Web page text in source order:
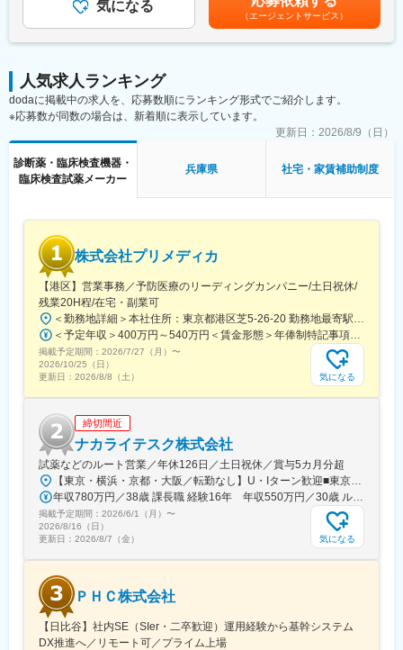
入社後6か月間は東京本社での研修を予定しております。（遠方の
方は住居を手配します。）取り扱い製品数は多いですが、支店配
属後も先輩社員との同行を通して業務習得していただくため、業
す。
変更の範囲：会社の定める業務
い。
スキルを備えたあとは土日や夜間（当番制）に呼び出し（月2, 3回
程度）はありますが、一次対応はコールセンターが行い、現場で
の対応が必要な場合のみ、出勤します。
また呼び出し手当、待機手当、時間外出勤手当などはしっかり完
こちらはスキルを備えられたことが確認できたのちに入ることに
なりますので、新人の内から対応を求められることはありませ
不明な点は本部アプリケーションエンジニアなどがいるため、最
初は専門的な知識はそこまで持っていなくても大丈夫です。
■研修制度：
各営業所の先輩社員とOJT形式で半年～1年程度かけて育成を行い
ます。過去にも未経験の方も多く入社していますのでご安心くだ
さい。
■長期的な就業可能：
自己都合の退職も3~5％と大手日系メーカーと同様に非常に長く
働ける環境です。
■キャリアパス：
機械だけでなく電気やITの知識も身に着けることができます。
エンジニアのキャリアパスは無限であり、社内公募制度によりサ
ービスマネージャーとして現場のマネジメント、本社工場での製
品開発・改良、サービス体制の仕組み作りなどキャリア構築が可
変更の範囲：会社の定める業務
す。賃金はあくまでも目安の金額であり、選考を通じて上下する
可能性があります。月給(月額)は固定手当を含めた表記です。
気になる
（エージェントサービス）
人気求人ランキング
dodaに掲載中の求人を、応募数順にランキング形式でご紹介します。
※応募数が同数の場合は、新着順に表示しています。
更新日： 2026/8/9（日）
診断薬・臨床検査機器・
臨床検査試薬メーカー
兵庫県 社宅・家賃補助制度
株式会社プリメディカ
【港区】営業事務／予防医療のリーディングカンパニー/土日祝休/
残業20H程/在宅・副業可
＜勤務地詳細＞本社住所：東京都港区芝5-26-20 勤務地最寄駅：都営大江戸線／大門駅受動喫煙対策：屋内全面禁煙変更の範囲：会社の定める事業所（リモートワーク含む）
＜予定年収＞400万円～540万円＜賃金形態＞年俸制特記事項なし＜賃金内訳＞年額（基本給）：3,210,000円～4,653,360円固定残業手当/月：65,462円～112,220円（固定残業時間30時間0分/月）超過した時間外労働の残業手当は追加支給＜月額＞332,962円～500,000円（12分割）（一律手当を含む）＜昇給有無＞有＜残業手当＞有賃金はあくまでも目安の金額であり、選考を通じて上下する可能性があります。月給(月額)は固定手当を含めた表記です。
掲載予定期間： 2026/7/27（月） 〜
2026/10/25（日）
更新日： 2026/8/8（土） 気になる
締切間近
ナカライテスク株式会社
試薬などのルート営業／年休126日／土日祝休／賞与5カ月分超
【東京・横浜・京都・大阪／転勤なし】U・Iターン歓迎■東京営業所東京都新宿区百人町2-19-13＜アクセス＞JR「新大久保駅」から徒歩6分■横浜営業所神奈川県横浜市中区太田町6-84-2 大樹生命横浜桜木町ビル1F＜アクセス＞横浜高速鉄道「馬車道駅」から徒歩3分JR「桜木町駅」から徒歩7分■本社営業所（京都市）京都市中京区二条通烏丸西入東玉屋町498＜アクセス＞地下鉄 烏丸線「烏丸御池駅」から徒歩5分■大阪営業所大阪府吹田市出口町4-1＜アクセス＞JR「吹田駅」から徒歩8分※原則、転居を伴う転勤はありません。※受動喫煙対策：屋内全面禁煙（屋上に喫煙スペースあり）
年収780万円／38歳 課長職 経験16年 年収550万円／30歳 ルート営業職 経験8年
掲載予定期間： 2026/6/1（月） 〜
2026/8/16（日）
更新日： 2026/8/7（金） 気になる
ＰＨＣ株式会社
【日比谷】社内SE（SIer・二卒歓迎）運用経験から基幹システム
DX推進へ／リモート可／プライム上場